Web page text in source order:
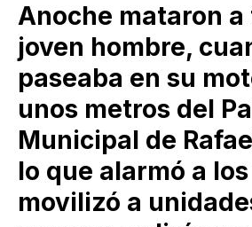
Anoche mataron a
joven hombre,
paseaba en su
unos metros del
Municipal de
lo que alarmó a
movilizó a